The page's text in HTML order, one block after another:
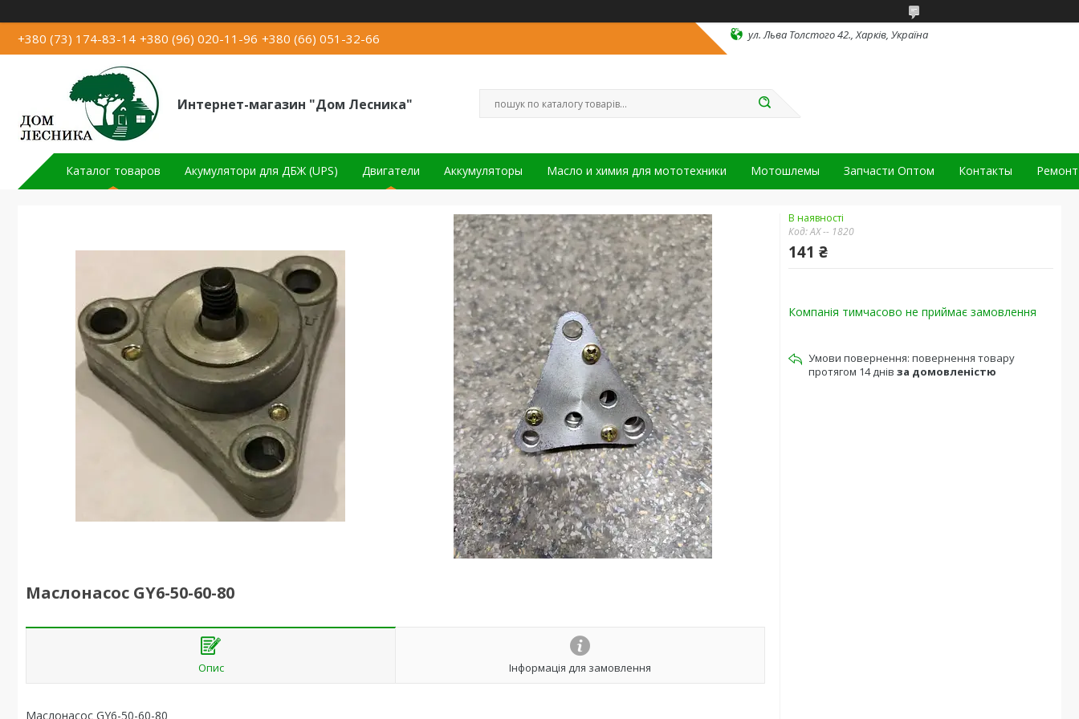
+380 (73) 174-83-14 +380 (96) 020-11-96 +380 (66) 051-32-66 ул. Льва Толстого 42., Харків, Україна
Интернет-магазин "Дом Лесника"
Каталог товаров Акумулятори для ДБЖ (UPS) Двигатели Аккумуляторы Масло и химия для мототехники Мотошлемы Запчасти Оптом Контакты Ремонт
Маслонасос GY6-50-60-80
Опис Інформація для замовлення
Маслонасос GY6-50-60-80
В наявності
Код:АХ -- 1820
141 ₴
Компанія тимчасово не приймає замовлення
повернення товару
протягом 14 днів за домовленістю